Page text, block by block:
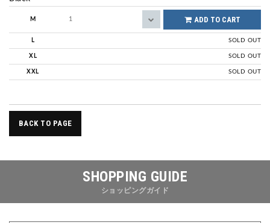
M ADD TO CART
L SOLD OUT
XL SOLD OUT
XXL SOLD OUT
BACK TO PAGE
SHOPPING GUIDE
ショッピングガイド